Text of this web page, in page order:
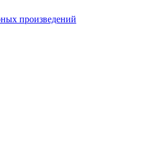
произведений